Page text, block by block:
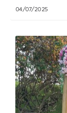
04/07/2025